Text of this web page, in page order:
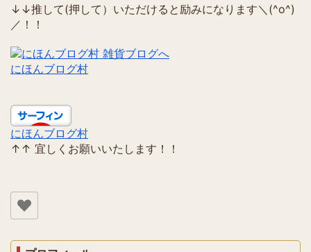
↓↓推して(押して）いただけると励みになります＼(^o^)
／！！
にほんブログ村
にほんブログ村
↑↑ 宜しくお願いいたします！！